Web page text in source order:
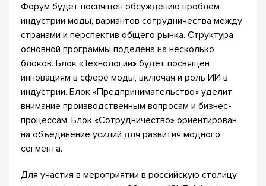
Форум будет посвящен обсуждению проблем
индустрии моды, вариантов сотрудничества между
странами и перспектив общего рынка. Структура
основной программы поделена на несколько
блоков. Блок «Технологии» будет посвящен
инновациям в сфере моды, включая и роль ИИ в
индустрии. Блок «Предпринимательство» уделит
внимание производственным вопросам и бизнес-
процессам. Блок «Сотрудничество» ориентирован
на объединение усилий для развития модного
сегмента.
Для участия в мероприятии в российскую столицу